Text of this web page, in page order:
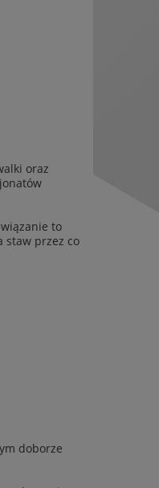
oraz
to
staw przez co
doborze